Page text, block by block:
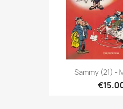
Sammy (21) -